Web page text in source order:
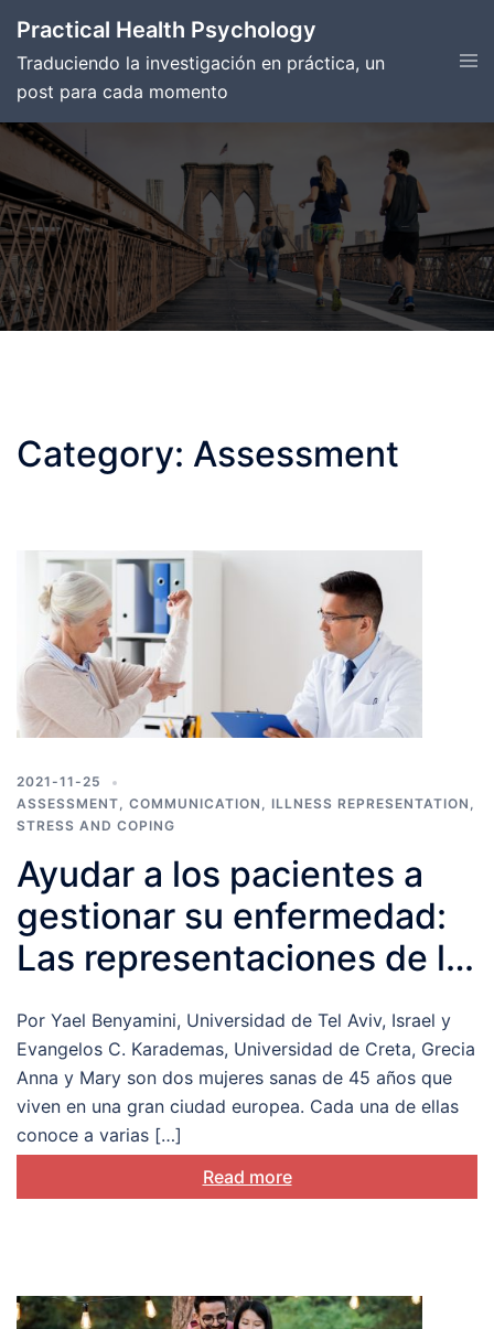
content
Practical Health Psychology
Traduciendo la investigación en práctica, un
post para cada momento
Category: Assessment
2021-11-25
ASSESSMENT, COMMUNICATION , ILLNESS REPRESENTATION ,
STRESS AND COPING
Ayudar a los pacientes a
gestionar su enfermedad:
Las representaciones de la
Por Yael Benyamini, Universidad de Tel Aviv, Israel y
Evangelos C. Karademas, Universidad de Creta, Grecia
Anna y Mary son dos mujeres sanas de 45 años que
viven en una gran ciudad europea. Cada una de ellas
conoce a varias […]
Read more